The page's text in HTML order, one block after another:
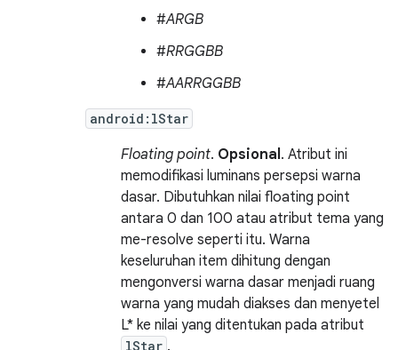
#ARGB
#RRGGBB
#AARRGGBB
android:lStar
Floating point. Opsional. Atribut ini
memodifikasi luminans persepsi warna
dasar. Dibutuhkan nilai floating point
antara 0 dan 100 atau atribut tema yang
me-resolve seperti itu. Warna
keseluruhan item dihitung dengan
mengonversi warna dasar menjadi ruang
warna yang mudah diakses dan menyetel
L* ke nilai yang ditentukan pada atribut
lStar .